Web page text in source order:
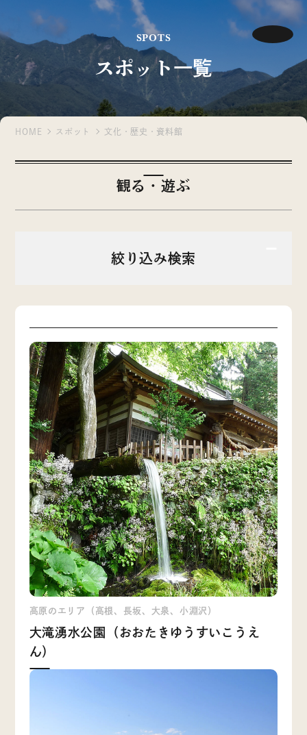
SPOTS
スポット一覧
HOME スポット 文化・歴史・資料館
観る・遊ぶ
絞り込み検索
高原のエリア（高根、長坂、大泉、小淵沢）
大滝湧水公園（おおたきゆうすいこうえ
ん）